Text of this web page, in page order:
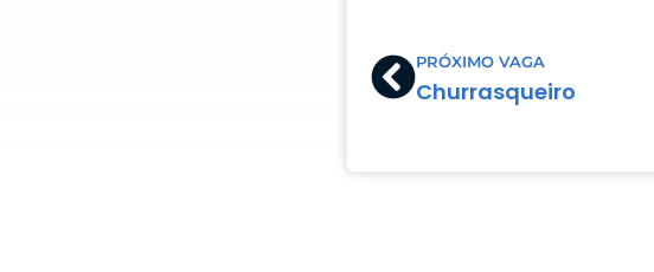
PrevPRÓXIMO VAGA
Churrasqueiro